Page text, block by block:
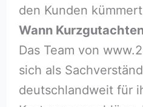
den Kunden
Wann
Das Team von
sich als
deutschlandweit für